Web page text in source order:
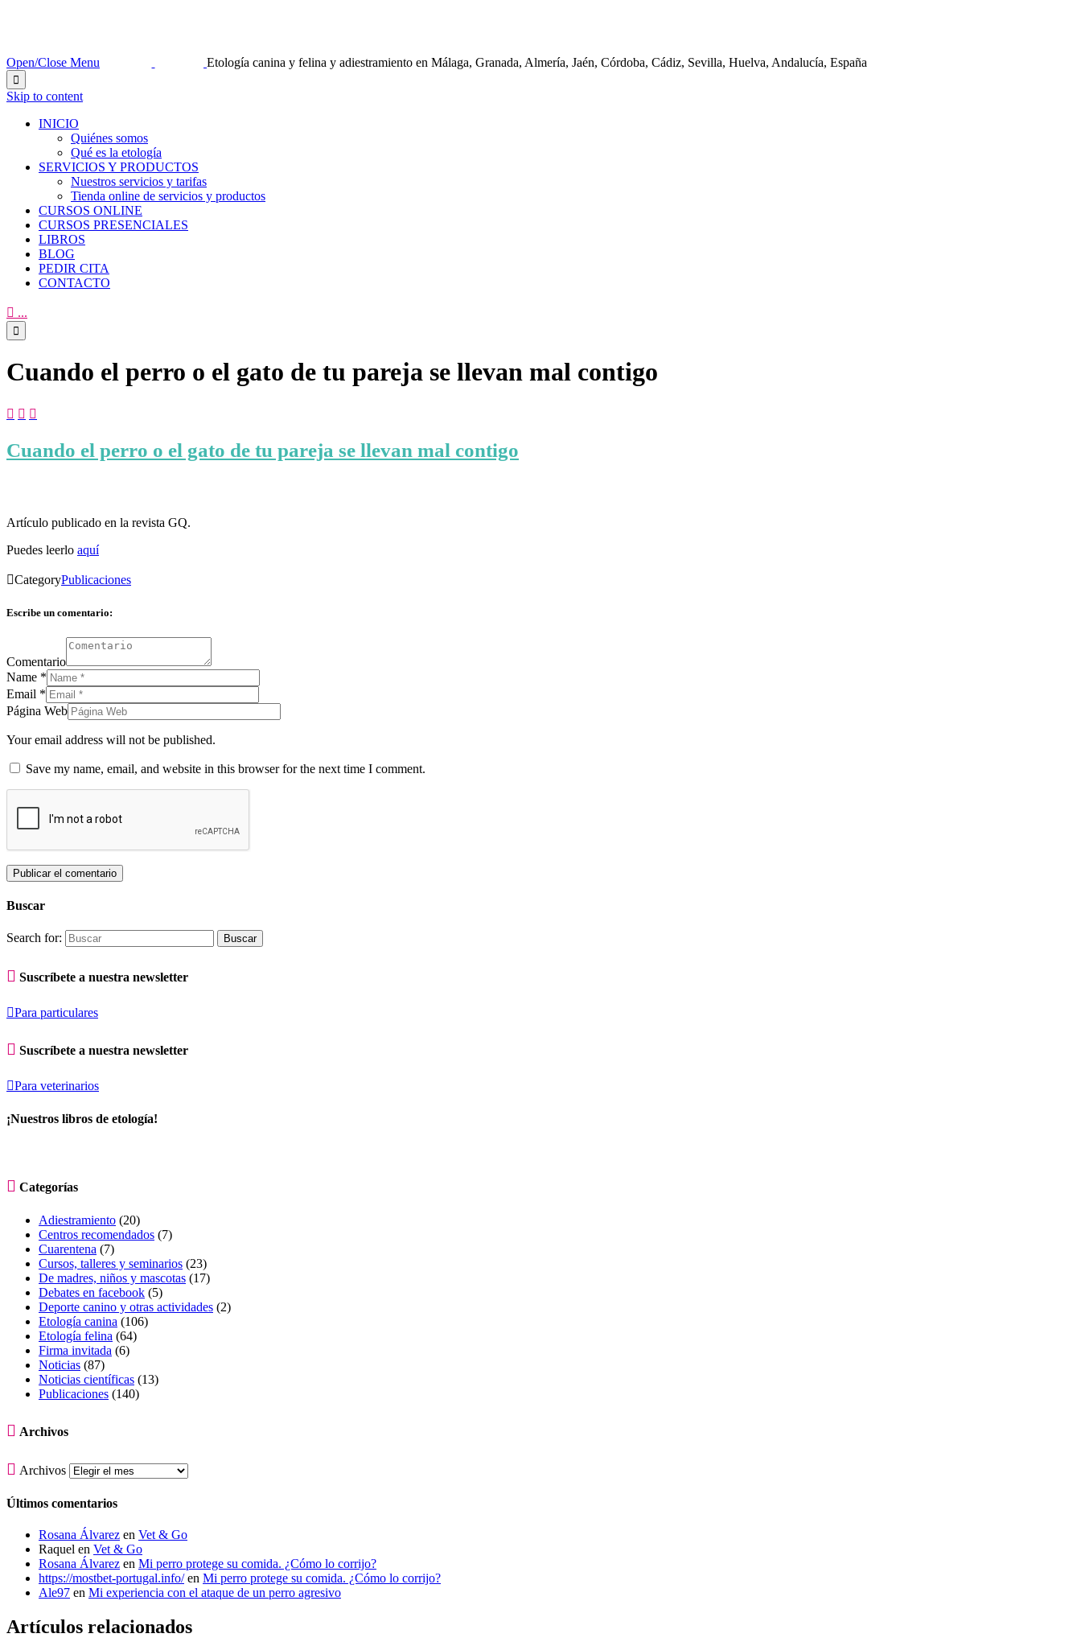
Open/Close Menu Etología canina y felina y adiestramiento en Málaga, Granada, Almería, Jaén, Córdoba, Cádiz, Sevilla, Huelva, Andalucía, España

Skip to content
INICIO
Quiénes somos
Qué es la etología
SERVICIOS Y PRODUCTOS
Nuestros servicios y tarifas
Tienda online de servicios y productos
CURSOS ONLINE
CURSOS PRESENCIALES
LIBROS
BLOG
PEDIR CITA
CONTACTO
 ...

Cuando el perro o el gato de tu pareja se llevan mal contigo
  
Cuando el perro o el gato de tu pareja se llevan mal contigo
Artículo publicado en la revista GQ.
Puedes leerlo aquí
CategoryPublicaciones
Escribe un comentario:
Comentario
Name *
Email *
Página Web
Your email address will not be published.
Save my name, email, and website in this browser for the next time I comment.
Buscar
Search for:
 Suscríbete a nuestra newsletter
Para particulares
 Suscríbete a nuestra newsletter
Para veterinarios
¡Nuestros libros de etología!
 Categorías
Adiestramiento (20)
Centros recomendados (7)
Cuarentena (7)
Cursos, talleres y seminarios (23)
De madres, niños y mascotas (17)
Debates en facebook (5)
Deporte canino y otras actividades (2)
Etología canina (106)
Etología felina (64)
Firma invitada (6)
Noticias (87)
Noticias científicas (13)
Publicaciones (140)
 Archivos
 Archivos
Últimos comentarios
Rosana Álvarez en Vet & Go
Raquel en Vet & Go
Rosana Álvarez en Mi perro protege su comida. ¿Cómo lo corrijo?
https://mostbet-portugal.info/en Mi perro protege su comida. ¿Cómo lo corrijo?
Ale97 en Mi experiencia con el ataque de un perro agresivo
Artículos relacionados